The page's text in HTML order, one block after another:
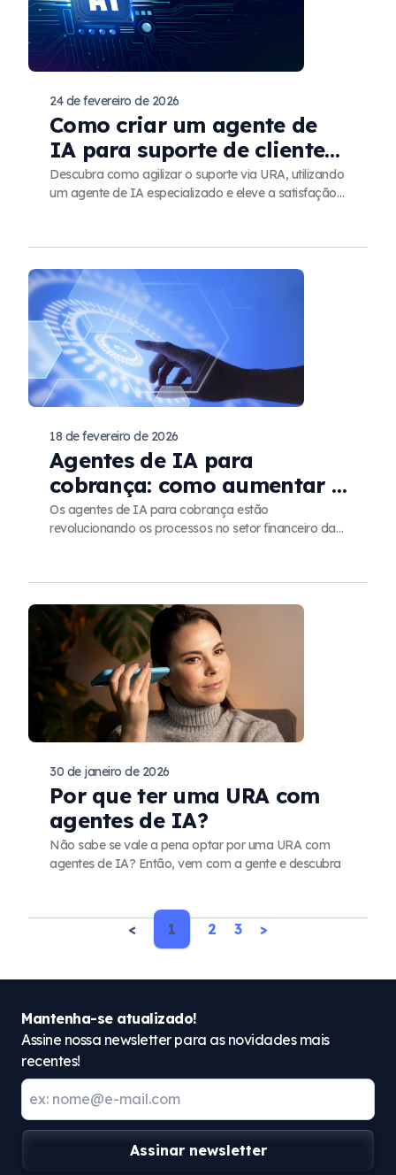
Como criar um agente de
IA para suporte de cliente
na URA?
24 de fevereiro de 2026
Descubra como agilizar o suporte via URA, utilizando
um agente de IA especializado e eleve a satisfação
Agentes de IA para
cobrança: como aumentar a
negociação via URA?
18 de fevereiro de 2026
Os agentes de IA para cobrança estão
revolucionando os processos no setor financeiro das
Por que ter uma URA com
agentes de IA?
30 de janeiro de 2026
Não sabe se vale a pena optar por uma URA com
agentes de IA? Então, vem com a gente e descubra
< 1 2 3 >
Mantenha-se atualizado!
Assine nossa newsletter para as novidades mais
recentes!
Assinar newsletter